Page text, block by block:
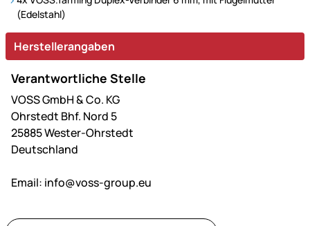
(Edelstahl)
Herstellerangaben
Verantwortliche Stelle
VOSS GmbH & Co. KG
Ohrstedt Bhf. Nord 5
25885 Wester-Ohrstedt
Deutschland
Email: info@voss-group.eu